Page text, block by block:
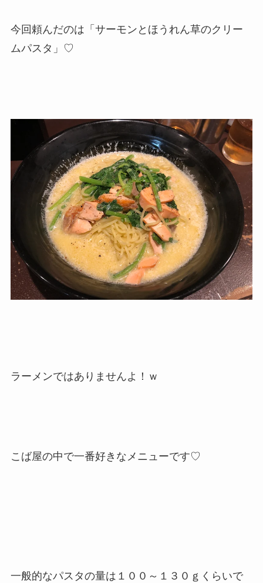
今回頼んだのは「サーモンとほうれん草のクリー
ムパスタ」♡
ラーメンではありませんよ！ｗ
こば屋の中で一番好きなメニューです♡
一般的なパスタの量は１００～１３０ｇくらいで